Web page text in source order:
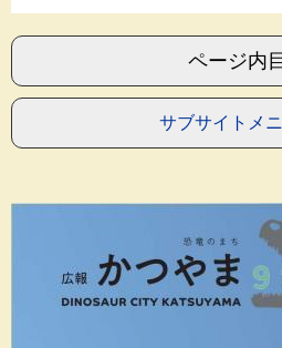
ページ内
サブサイトメ